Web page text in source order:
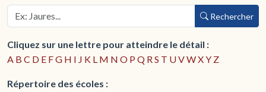
Rechercher
Cliquez sur une lettre pour atteindre le détail :
A B C D E FG H I J K L M N O P Q RS T UVWXY Z
Répertoire des écoles :